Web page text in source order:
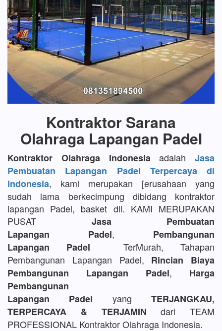
Kontraktor Sarana
Olahraga Lapangan Padel
Kontraktor Olahraga Indonesia adalah Jasa
Pembuatan Lapangan Padel Terpercaya di
Indonesia, kami merupakan [erusahaan yang
sudah lama berkecimpung dibidang kontraktor
lapangan Padel, basket dll. KAMI MERUPAKAN
PUSAT Jasa Pembuatan
Lapangan Padel, Pembangunan
Lapangan Padel TerMurah, Tahapan
Pembangunan Lapangan Padel, Rincian Biaya
Pembangunan Lapangan Padel, Harga
Pembangunan
Lapangan Padel yangTERJANGKAU,
TERPERCAYA & TERJAMIN dari TEAM
PROFESSIONAL Kontraktor Olahraga Indonesia.